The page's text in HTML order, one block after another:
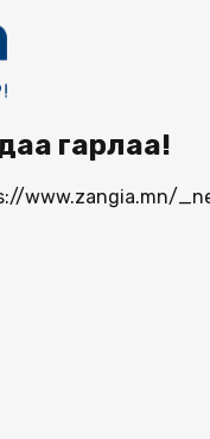
гарлаа!
www.zangia.mn/